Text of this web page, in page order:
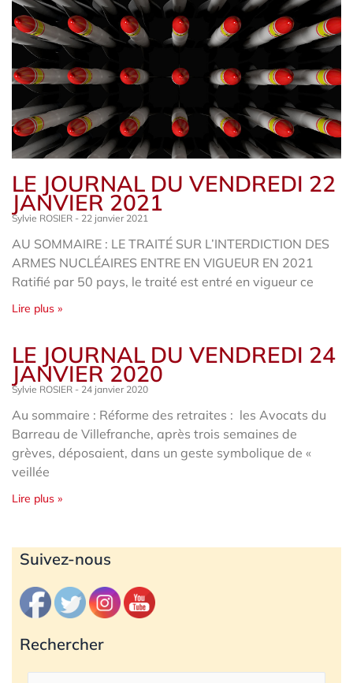
LE JOURNAL DU VENDREDI 22
JANVIER 2021
Sylvie ROSIER 22 janvier 2021
AU SOMMAIRE : LE TRAITÉ SUR L’INTERDICTION DES
ARMES NUCLÉAIRES ENTRE EN VIGUEUR EN 2021
Ratifié par 50 pays, le traité est entré en vigueur ce
Lire plus »
LE JOURNAL DU VENDREDI 24
JANVIER 2020
Sylvie ROSIER 24 janvier 2020
Au sommaire : Réforme des retraites : les Avocats du
Barreau de Villefranche, après trois semaines de
grèves, déposaient, dans un geste symbolique de «
veillée
Lire plus »
Suivez-nous
Rechercher
Archives